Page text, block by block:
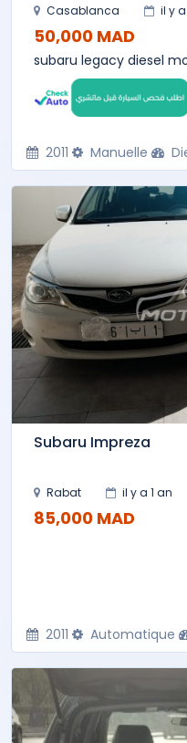
Casablanca il y
50,000 MAD
subaru legacy diesel
2011 Manuelle
Subaru Impreza
Rabat il y a 1 an
85,000 MAD
2011 Automatique